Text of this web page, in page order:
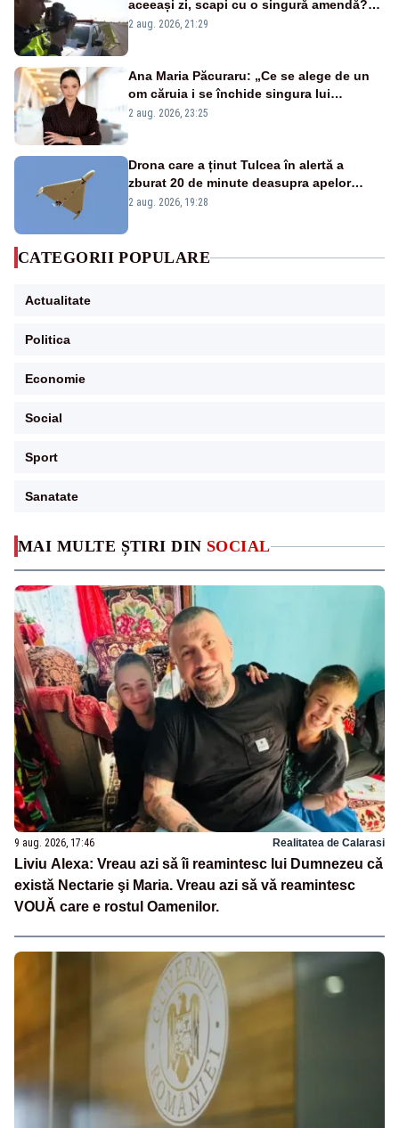
MAI MULTE ȘTIRI DIN SOCIAL
9 aug. 2026, 17:46 Realitatea de Calarasi
Liviu Alexa: Vreau azi sǎ îi reamintesc lui Dumnezeu cǎ
existǎ Nectarie şi Maria. Vreau azi sǎ vǎ reamintesc
VOUǍ care e rostul Oamenilor.
aceeași zi, scapi cu o singură amendă?
Ce spune legea
2 aug. 2026, 21:29
Ana Maria Păcuraru: „Ce se alege de un
om căruia i se închide singura lui
portiță?”
2 aug. 2026, 23:25
Drona care a ținut Tulcea în alertă a
zburat 20 de minute deasupra apelor
României. Au fost ridicate două F-16
2 aug. 2026, 19:28
CATEGORII POPULARE
Actualitate
Politica
Economie
Social
Sport
Sanatate